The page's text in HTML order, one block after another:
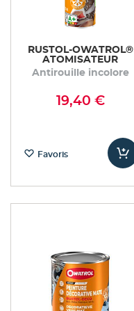
RUSTOL-OWATROL®
ATOMISATEUR
Antirouille incolore
19,40 €
Favoris